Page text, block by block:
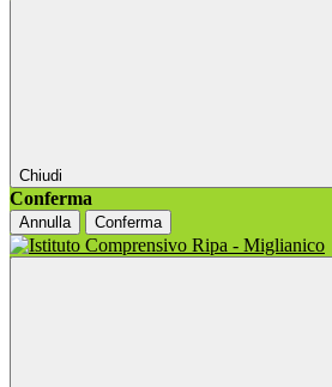
Chiudi
Conferma
Annulla Conferma